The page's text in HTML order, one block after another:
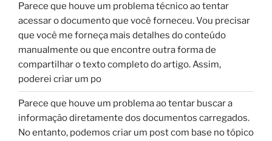
Parece que houve um problema técnico ao tentar
acessar o documento que você forneceu. Vou precisar
que você me forneça mais detalhes do conteúdo
manualmente ou que encontre outra forma de
compartilhar o texto completo do artigo. Assim,
poderei criar um po
Parece que houve um problema ao tentar buscar a
informação diretamente dos documentos carregados.
No entanto, podemos criar um post com base no tópico